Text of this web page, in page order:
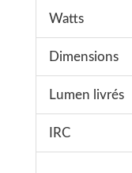
Watts
Dimensions
Lumen livrés
IRC